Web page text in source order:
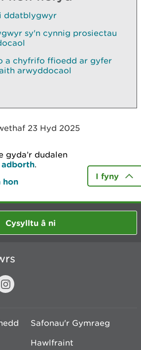
ddatblygwyr
sy'n cynnig prosiectau
a chyfrifo ffioedd ar gyfer
arwyddocaol
23 Hyd 2025
gyda’r dudalen
adborth.
hon
I fyny
Cysylltu â ni
Safonau'r Gymraeg
Hawlfraint